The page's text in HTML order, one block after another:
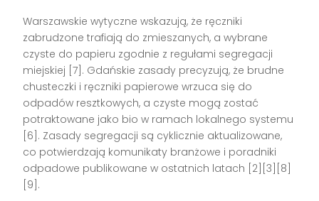
Warszawskie wytyczne wskazują, że ręczniki
zabrudzone trafiają do zmieszanych, a wybrane
czyste do papieru zgodnie z regułami segregacji
miejskiej [7]. Gdańskie zasady precyzują, że brudne
chusteczki i ręczniki papierowe wrzuca się do
odpadów resztkowych, a czyste mogą zostać
potraktowane jako bio w ramach lokalnego systemu
[6]. Zasady segregacji są cyklicznie aktualizowane,
co potwierdzają komunikaty branżowe i poradniki
odpadowe publikowane w ostatnich latach [2][3][8]
[9].